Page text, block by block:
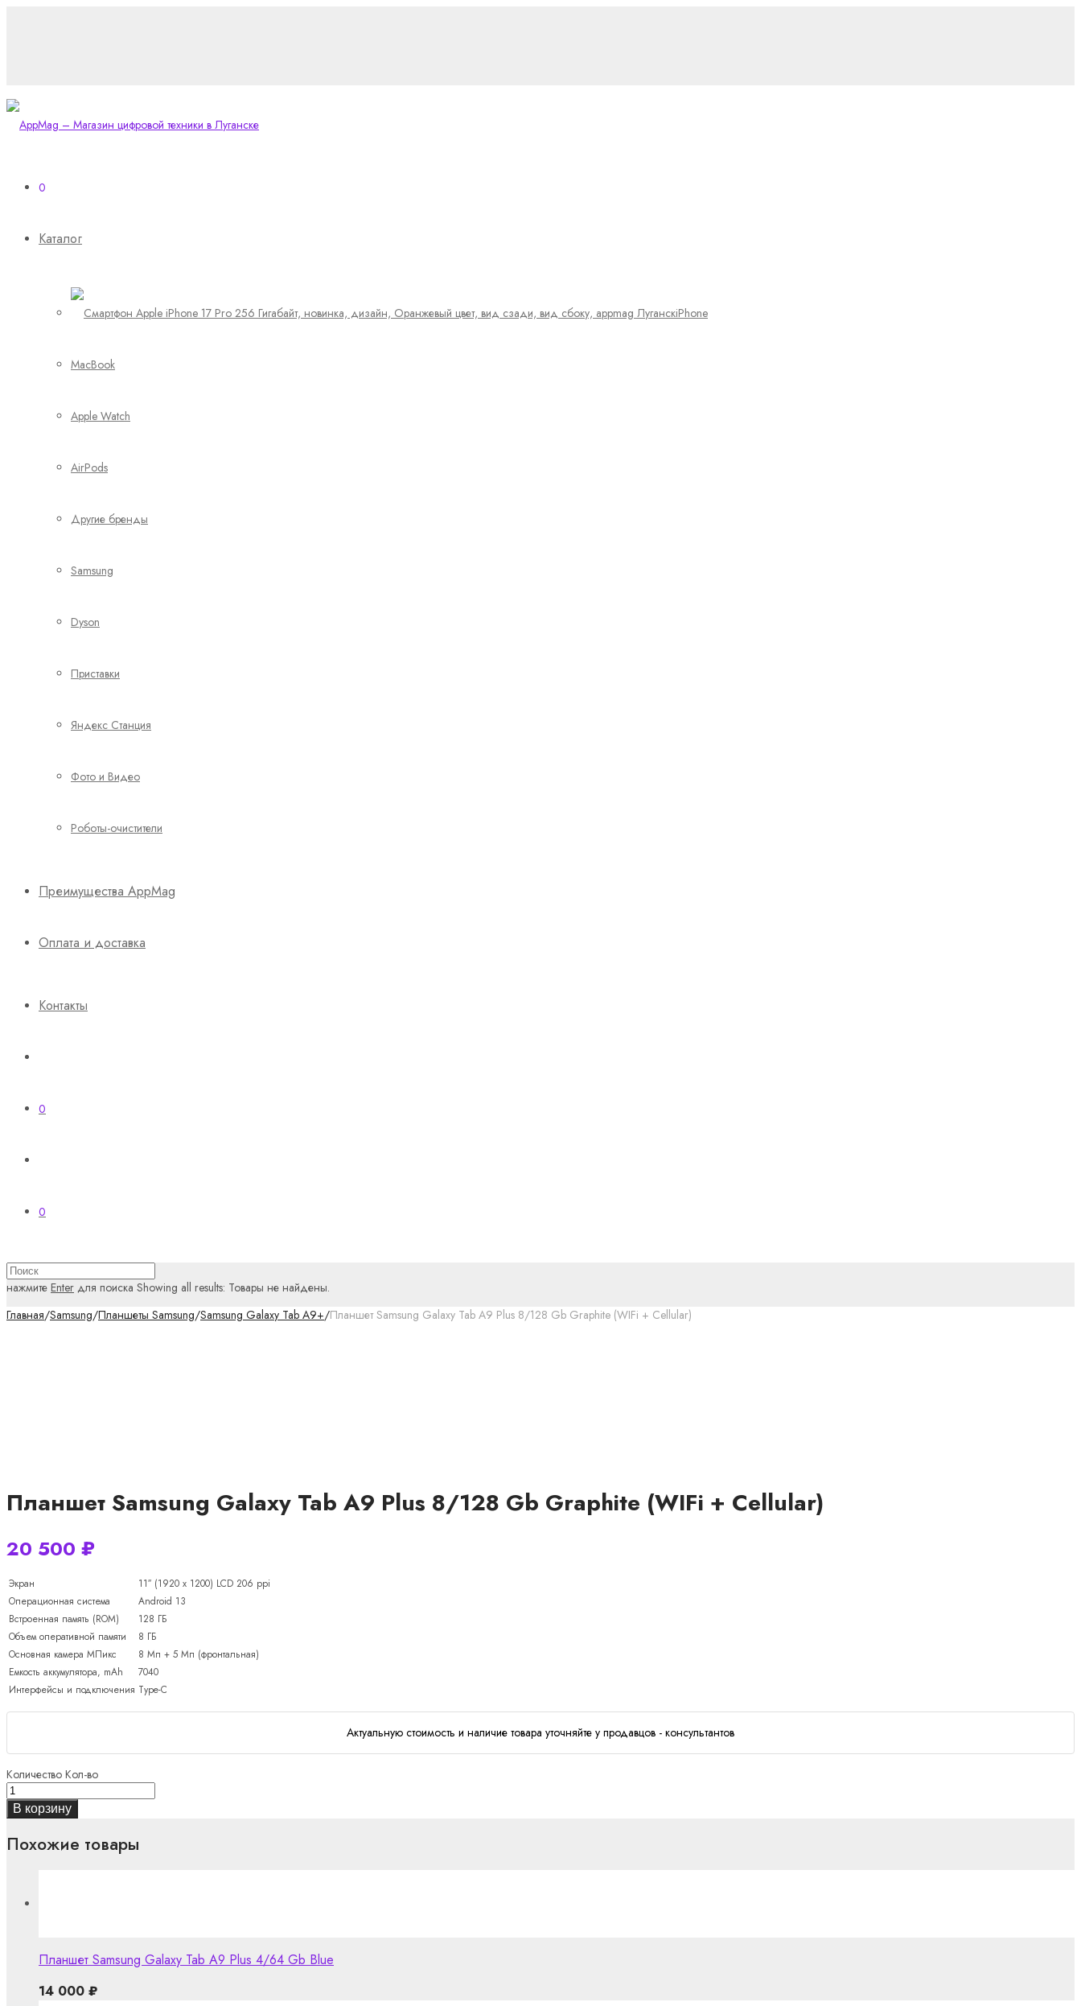
0
Каталог
iPhone
MacBook
Apple Watch
AirPods
Другие бренды
Samsung
Dyson
Приставки
Яндекс Станция
Фото и Видео
Роботы-очистители
Преимущества AppMag
Оплата и доставка
Контакты
0
0
нажмите Enter для поиска Showing all results: Товары не найдены.
Главная/Samsung/Планшеты Samsung/Samsung Galaxy Tab A9+/Планшет Samsung Galaxy Tab A9 Plus 8/128 Gb Graphite (WIFi + Cellular)
Планшет Samsung Galaxy Tab A9 Plus 8/128 Gb Graphite (WIFi + Cellular)
20 500 ₽
Экран
11″ (1920 x 1200) LCD 206 ppi
Операционная система
Android 13
Встроенная память (ROM)
128 ГБ
Объем оперативной памяти
8 ГБ
Основная камера МПикс
8 Мп + 5 Мп (фронтальная)
Емкость аккумулятора, mAh
7040
Интерфейсы и подключения Type-C
Актуальную стоимость и наличие товара уточняйте у продавцов - консультантов
Количество Кол-во
В корзину
Похожие товары
Планшет Samsung Galaxy Tab A9 Plus 4/64 Gb Blue
14 000 ₽